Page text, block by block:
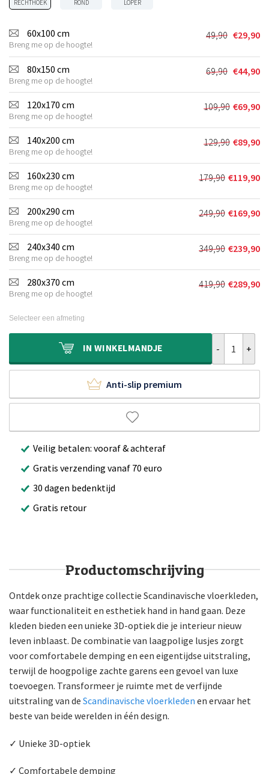
RECHTHOEK ROND LOPER
60x100 cm
Breng me op de hoogte!
49,90
prijs
was:
€49,90.
€29,90
Huidige
prijs
is:
€29,90.
80x150 cm
Breng me op de hoogte!
69,90
prijs
was:
€69,90.
€44,90
Huidige
prijs
is:
€44,90.
120x170 cm
Breng me op de hoogte!
109,90
prijs
was:
€109,90.
€69,90
Huidige
prijs
is:
€69,90.
140x200 cm
Breng me op de hoogte!
129,90
prijs
was:
€129,90.
€89,90
Huidige
prijs
is:
€89,90.
160x230 cm
Breng me op de hoogte!
179,90
prijs
was:
€179,90.
€119,90
Huidige
prijs
is:
€119,90.
200x290 cm
Breng me op de hoogte!
249,90
prijs
was:
€249,90.
€169,90
Huidige
prijs
is:
€169,90.
240x340 cm
Breng me op de hoogte!
349,90
prijs
was:
€349,90.
€239,90
Huidige
prijs
is:
€239,90.
280x370 cm
Breng me op de hoogte!
419,90 €289,90
Huidige
Selecteer een afmeting
IN WINKELMANDJE
Anti-slip premium
Veilig betalen: vooraf & achteraf
Gratis verzending vanaf 70 euro
30 dagen bedenktijd
Gratis retour
Productomschrijving
Ontdek onze prachtige collectie Scandinavische vloerkleden,
waar functionaliteit en esthetiek hand in hand gaan. Deze
kleden bieden een unieke 3D-optiek die je interieur nieuw
leven inblaast. De combinatie van laagpolige lusjes zorgt
voor comfortabele demping en een eigentijdse uitstraling,
terwijl de hoogpolige zachte garens een gevoel van luxe
toevoegen. Transformeer je ruimte met de verfijnde
uitstraling van de Scandinavische vloerkleden en ervaar het
beste van beide werelden in één design.
✓ Unieke 3D-optiek
✓ Comfortabele demping